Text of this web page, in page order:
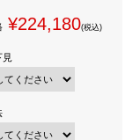
¥224,180(税込)
見